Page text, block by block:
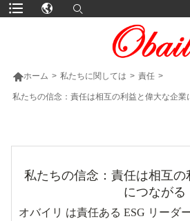
ホーム > 私たちに関しては > 責任 >
私たちの信念：責任は相互の利益と偉大な企業
私たちの信念：責任は相互の
につながる
オバイリ は責任ある ESG リーダ